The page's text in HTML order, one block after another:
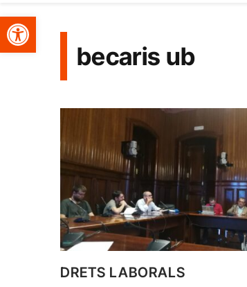
Obre la barra d'eines
becaris ub
DRETS LABORALS